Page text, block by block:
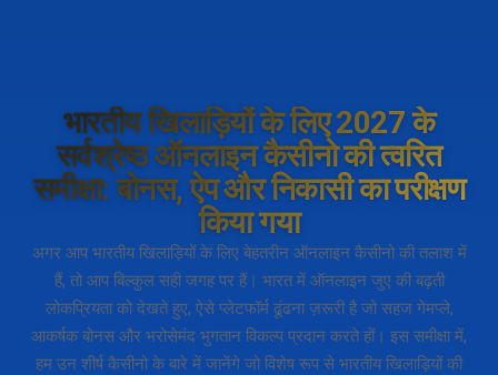
भारतीय खिलाड़ियों के लिए 2027 के
सर्वश्रेष्ठ ऑनलाइन कैसीनो की त्वरित
समीक्षा: बोनस, ऐप और निकासी का परीक्षण
किया गया
अगर आप भारतीय खिलाड़ियों के लिए बेहतरीन ऑनलाइन कैसीनो की तलाश में
हैं, तो आप बिल्कुल सही जगह पर हैं। भारत में ऑनलाइन जुए की बढ़ती
लोकप्रियता को देखते हुए, ऐसे प्लेटफॉर्म ढूंढना ज़रूरी है जो सहज गेमप्ले,
आकर्षक बोनस और भरोसेमंद भुगतान विकल्प प्रदान करते हों। इस समीक्षा में,
हम उन शीर्ष कैसीनो के बारे में जानेंगे जो विशेष रूप से भारतीय खिलाड़ियों की